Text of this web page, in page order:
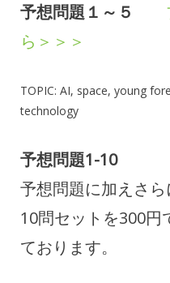
予想問題１～５
ら＞＞＞
TOPIC: AI, space, young
technology
予想問題1-10
予想問題に加えさ
10問セットを300円
ております。